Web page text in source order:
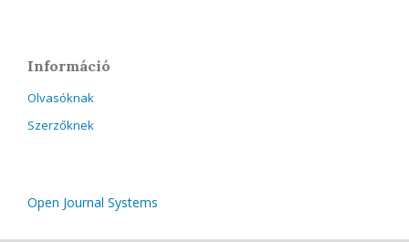
Információ
Olvasóknak
Szerzőknek
Open Journal Systems